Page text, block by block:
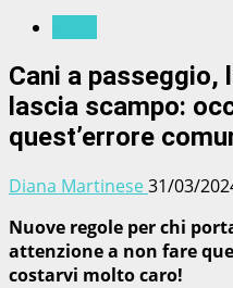
Cani a passeggio,
lascia scampo:
quest’errore
Diana Martinese31/03/
Nuove regole per chi
attenzione a non fare
costarvi molto caro!